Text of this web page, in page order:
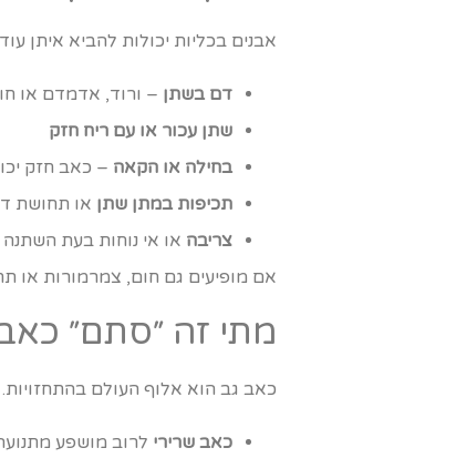
אבנים בכליות יכולות להביא איתן
דם בשתן – ורוד, אדמדם או
שתן עכור או עם ריח חזק
בחילה או הקאה – כאב חזק
תכיפות במתן שתן או תחושת
צריבה או אי נוחות בעת השתנה
אם מופיעים גם חום, צמרמורות או
מתי זה ״סתם״
כאב גב הוא אלוף העולם
כאב שרירי לרוב מושפע